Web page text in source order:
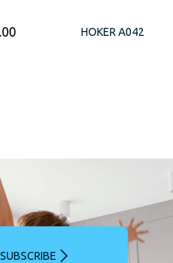
HOKER A042
SUBSCRIBE